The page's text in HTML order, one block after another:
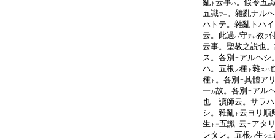
亂 ト 云事ハ。假令五
五識ヲ一。雜亂ナル
ハトテ。雜亂トハ
云。此過ハ守テレ教ヲ
云事。聖教之説也
ス。各別 ニアルヘシ
ハ。五根 ノ種 ト 雜スハ
種 ト 。各別 ニ其體ア
一カ故。各別 ニアル
也 讀師云。サラハ
シ。雜亂 ト 云ヨリ
生 ト 二五識一云ニアタ
レタレ。五根ハ生 シ二